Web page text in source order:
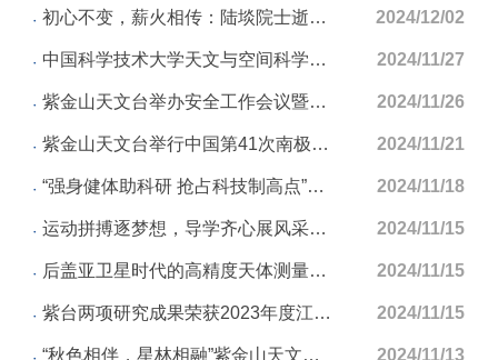
初心不变，薪火相传：陆埮院士逝世十周年纪念活动在南京举行 2024/12/02
中国科学技术大学天文与空间科学学院2024年导师培训交流会成功召开 2024/11/27
紫金山天文台举办安全工作会议暨消防安全培训会 2024/11/26
紫金山天文台举行中国第41次南极考察队员出征仪式 2024/11/21
“强身健体助科研 抢占科技制高点”——紫台开展职工健步行活动 2024/11/18
运动拼搏逐梦想，导学齐心展风采——紫金山天文台参加国科大南京学院首届师生运动会取得佳绩 2024/11/15
后盖亚卫星时代的高精度天体测量国际研讨会在南京成功召开 2024/11/15
紫台两项研究成果荣获2023年度江苏省科学技术奖 2024/11/15
“秋色相伴，星林相融”紫金山天文台与南京中医药大学联谊活动圆满落幕 2024/11/13